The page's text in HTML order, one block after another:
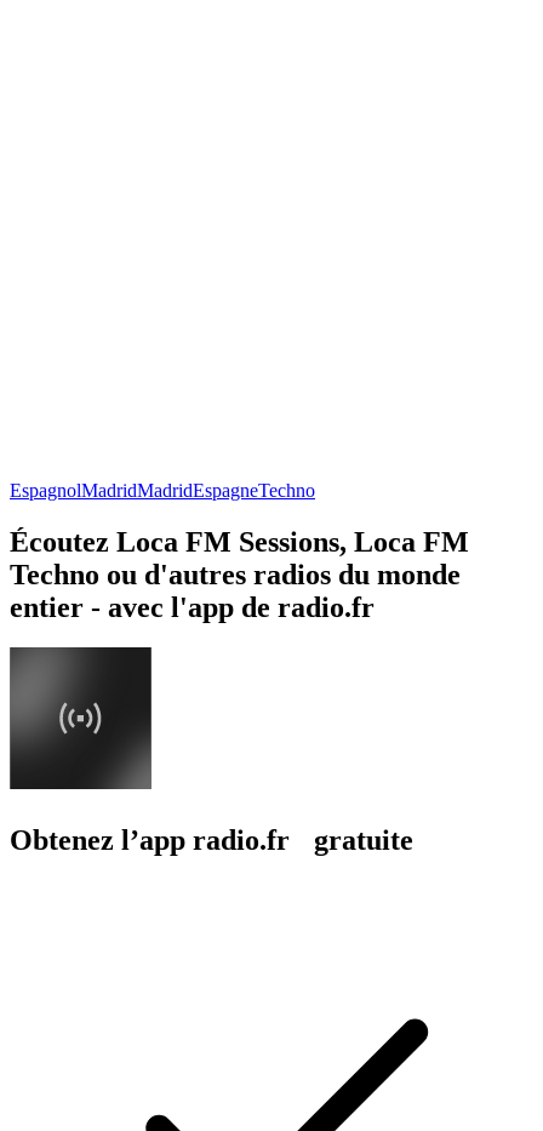
EspagnolMadridMadridEspagneTechno
Écoutez Loca FM Sessions, Loca FM
Techno ou d'autres radios du monde
entier - avec l'app de radio.fr
Obtenez l’app radio.fr gratuite